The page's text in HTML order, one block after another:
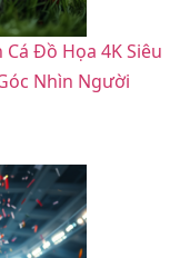
Đồ Họa 4K Siêu
Nhìn Người